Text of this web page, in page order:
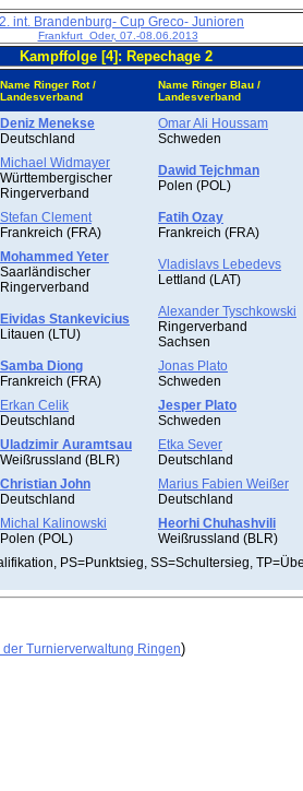
int. Brandenburg- Cup Greco- Junioren
Frankfurt_Oder, 07.-08.06.2013
Kampffolge [4]: Repechage 2
Name Ringer Rot /
Landesverband
Name Ringer Blau /
Landesverband
Deniz Menekse
Deutschland
Omar Ali Houssam
Schweden
Michael Widmayer
Württembergischer
Ringerverband
Dawid Tejchman
Polen (POL)
Stefan Clement
Frankreich (FRA)
Fatih Ozay
Frankreich (FRA)
Mohammed Yeter
Saarländischer
Ringerverband
Vladislavs Lebedevs
Lettland (LAT)
Eividas Stankevicius
Litauen (LTU)
Alexander Tyschkowski
Ringerverband
Sachsen
Samba Diong
Frankreich (FRA)
Jonas Plato
Schweden
Erkan Celik
Deutschland
Jesper Plato
Schweden
Uladzimir Auramtsau
Weißrussland (BLR)
Etka Sever
Deutschland
Christian John
Deutschland
Marius Fabien Weißer
Deutschland
Michal Kalinowski
Polen (POL)
Heorhi Chuhashvili
Weißrussland (BLR)
PS=Punktsieg, SS=Schultersieg,
der Turnierverwaltung Ringen)